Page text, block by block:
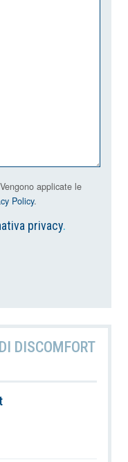
applicate le
Policy.
privacy.
DISCOMFORT